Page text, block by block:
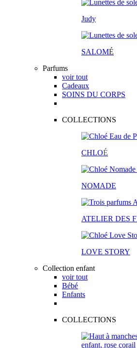
Judy
SALOMÉ
Parfums
voir tout
Cadeaux
SOINS DU CORPS
COLLECTIONS
CHLOÉ
NOMADE
ATELIER DES
LOVE STORY
Collection enfant
voir tout
Bébé
Enfants
COLLECTIONS